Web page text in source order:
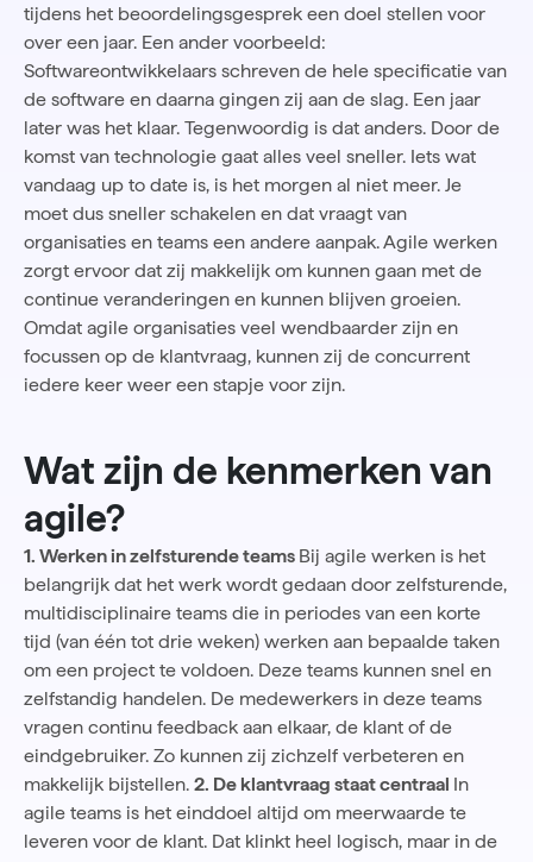
tijdens het beoordelingsgesprek een doel stellen voor
over een jaar. Een ander voorbeeld:
Softwareontwikkelaars schreven de hele specificatie van
de software en daarna gingen zij aan de slag. Een jaar
later was het klaar. Tegenwoordig is dat anders. Door de
komst van technologie gaat alles veel sneller. Iets wat
vandaag up to date is, is het morgen al niet meer. Je
moet dus sneller schakelen en dat vraagt van
organisaties en teams een andere aanpak. Agile werken
zorgt ervoor dat zij makkelijk om kunnen gaan met de
continue veranderingen en kunnen blijven groeien.
Omdat agile organisaties veel wendbaarder zijn en
focussen op de klantvraag, kunnen zij de concurrent
iedere keer weer een stapje voor zijn.
Wat zijn de kenmerken van
agile?
1. Werken in zelfsturende teams Bij agile werken is het
belangrijk dat het werk wordt gedaan door zelfsturende,
multidisciplinaire teams die in periodes van een korte
tijd (van één tot drie weken) werken aan bepaalde taken
om een project te voldoen. Deze teams kunnen snel en
zelfstandig handelen. De medewerkers in deze teams
vragen continu feedback aan elkaar, de klant of de
eindgebruiker. Zo kunnen zij zichzelf verbeteren en
makkelijk bijstellen. 2. De klantvraag staat centraal In
agile teams is het einddoel altijd om meerwaarde te
leveren voor de klant. Dat klinkt heel logisch, maar in de